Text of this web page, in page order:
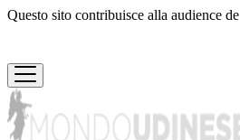
Questo sito contribuisce alla audience de